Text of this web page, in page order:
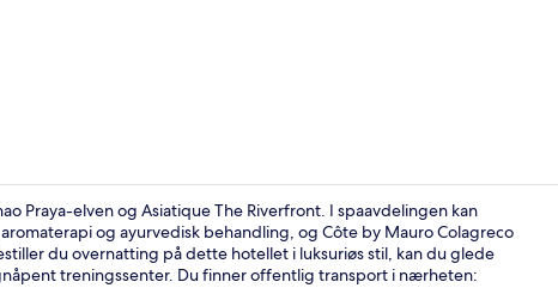
Suite, 1
Praya-elven og Asiatique The Riverfront. I spaavdelingen kan
og ayurvedisk behandling, og Côte by Mauro Colagreco
du overnatting på dette hotellet i luksuriøs stil, kan du glede
treningssenter. Du finner offentlig transport i nærheten: